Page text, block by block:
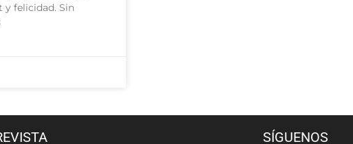
y felicidad. Sin
SÍGUENOS